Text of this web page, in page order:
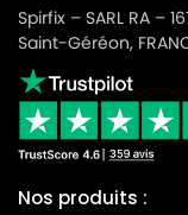
MIELE
MIELE
MIELE
MIELE
MIELE
MIELE
MIELE
MIELE
MIELE
Spirfix – SARL RA –
Saint-Géréon,
Nos produits :